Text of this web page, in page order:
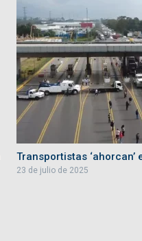
Transportistas ‘ahorcan’
23 de julio de 2025